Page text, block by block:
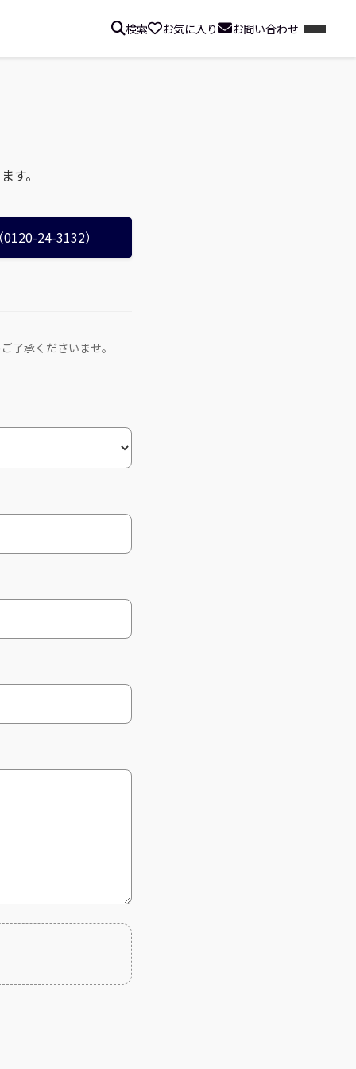
検索 お気に入り お問い合わせ
す。
24-3132）
了承くださいませ。